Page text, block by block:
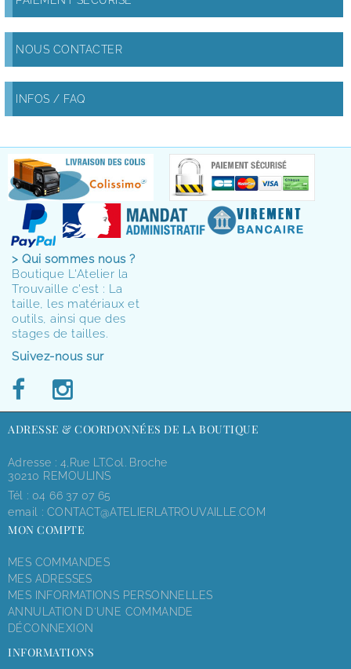
NOUS CONTACTER
INFOS / FAQ
> Qui sommes nous ?
Boutique L'Atelier la
Trouvaille c'est : La
taille, les matériaux et
outils, ainsi que des
stages de tailles.
Suivez-nous sur
ADRESSE & COORDONNÉES DE LA BOUTIQUE
Adresse : 4,rue LT.Col. Broche
30210 REMOULINS
Tél : 04 66 37 07 65
email : CONTACT@ATELIERLATROUVAILLE.COM
MON COMPTE
MES COMMANDES
MES ADRESSES
MES INFORMATIONS PERSONNELLES
ANNULATION D'UNE COMMANDE
DÉCONNEXION
INFORMATIONS